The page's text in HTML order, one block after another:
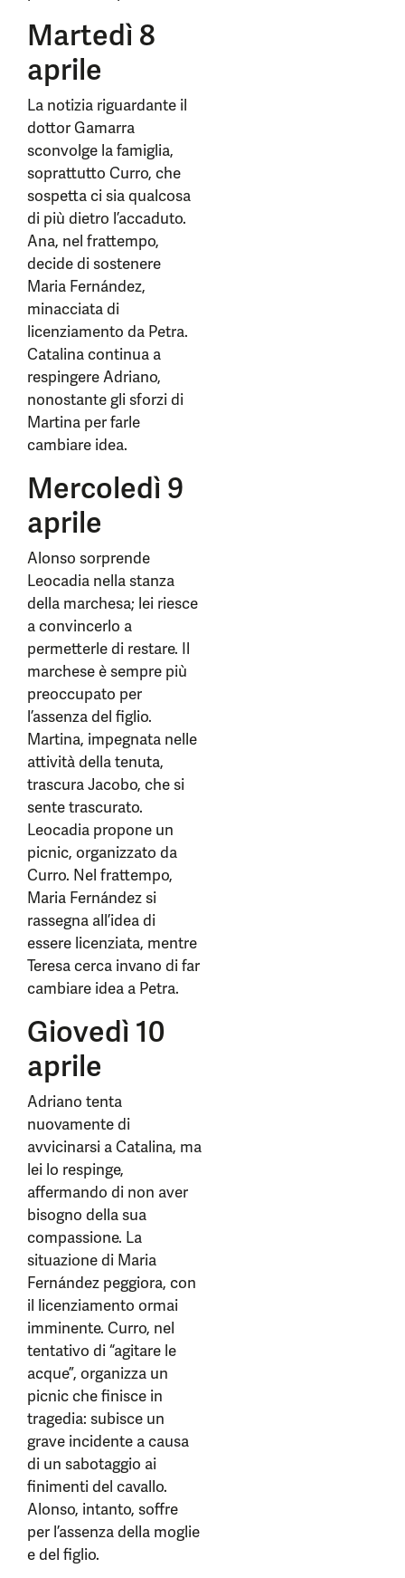
Martedì 8
aprile
La notizia riguardante il
dottor Gamarra
sconvolge la famiglia,
soprattutto Curro, che
sospetta ci sia qualcosa
di più dietro l’accaduto.
Ana, nel frattempo,
decide di sostenere
Maria Fernández,
minacciata di
licenziamento da Petra.
Catalina continua a
respingere Adriano,
nonostante gli sforzi di
Martina per farle
cambiare idea.
Mercoledì 9
aprile
Alonso sorprende
Leocadia nella stanza
della marchesa; lei riesce
a convincerlo a
permetterle di restare. Il
marchese è sempre più
preoccupato per
l’assenza del figlio.
Martina, impegnata nelle
attività della tenuta,
trascura Jacobo, che si
sente trascurato.
Leocadia propone un
picnic, organizzato da
Curro. Nel frattempo,
Maria Fernández si
rassegna all’idea di
essere licenziata, mentre
Teresa cerca invano di far
cambiare idea a Petra.
Giovedì 10
aprile
Adriano tenta
nuovamente di
avvicinarsi a Catalina, ma
lei lo respinge,
affermando di non aver
bisogno della sua
compassione. La
situazione di Maria
Fernández peggiora, con
il licenziamento ormai
imminente. Curro, nel
tentativo di “agitare le
acque”, organizza un
picnic che finisce in
tragedia: subisce un
grave incidente a causa
di un sabotaggio ai
finimenti del cavallo.
Alonso, intanto, soffre
per l’assenza della moglie
e del figlio.